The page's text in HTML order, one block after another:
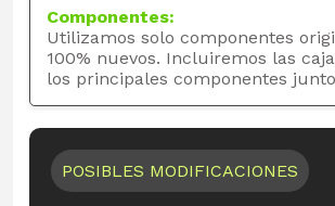
Componentes:
Utilizamos solo componentes
100% nuevos. Incluiremos las
los principales componentes
POSIBLES MODIFICACIONES